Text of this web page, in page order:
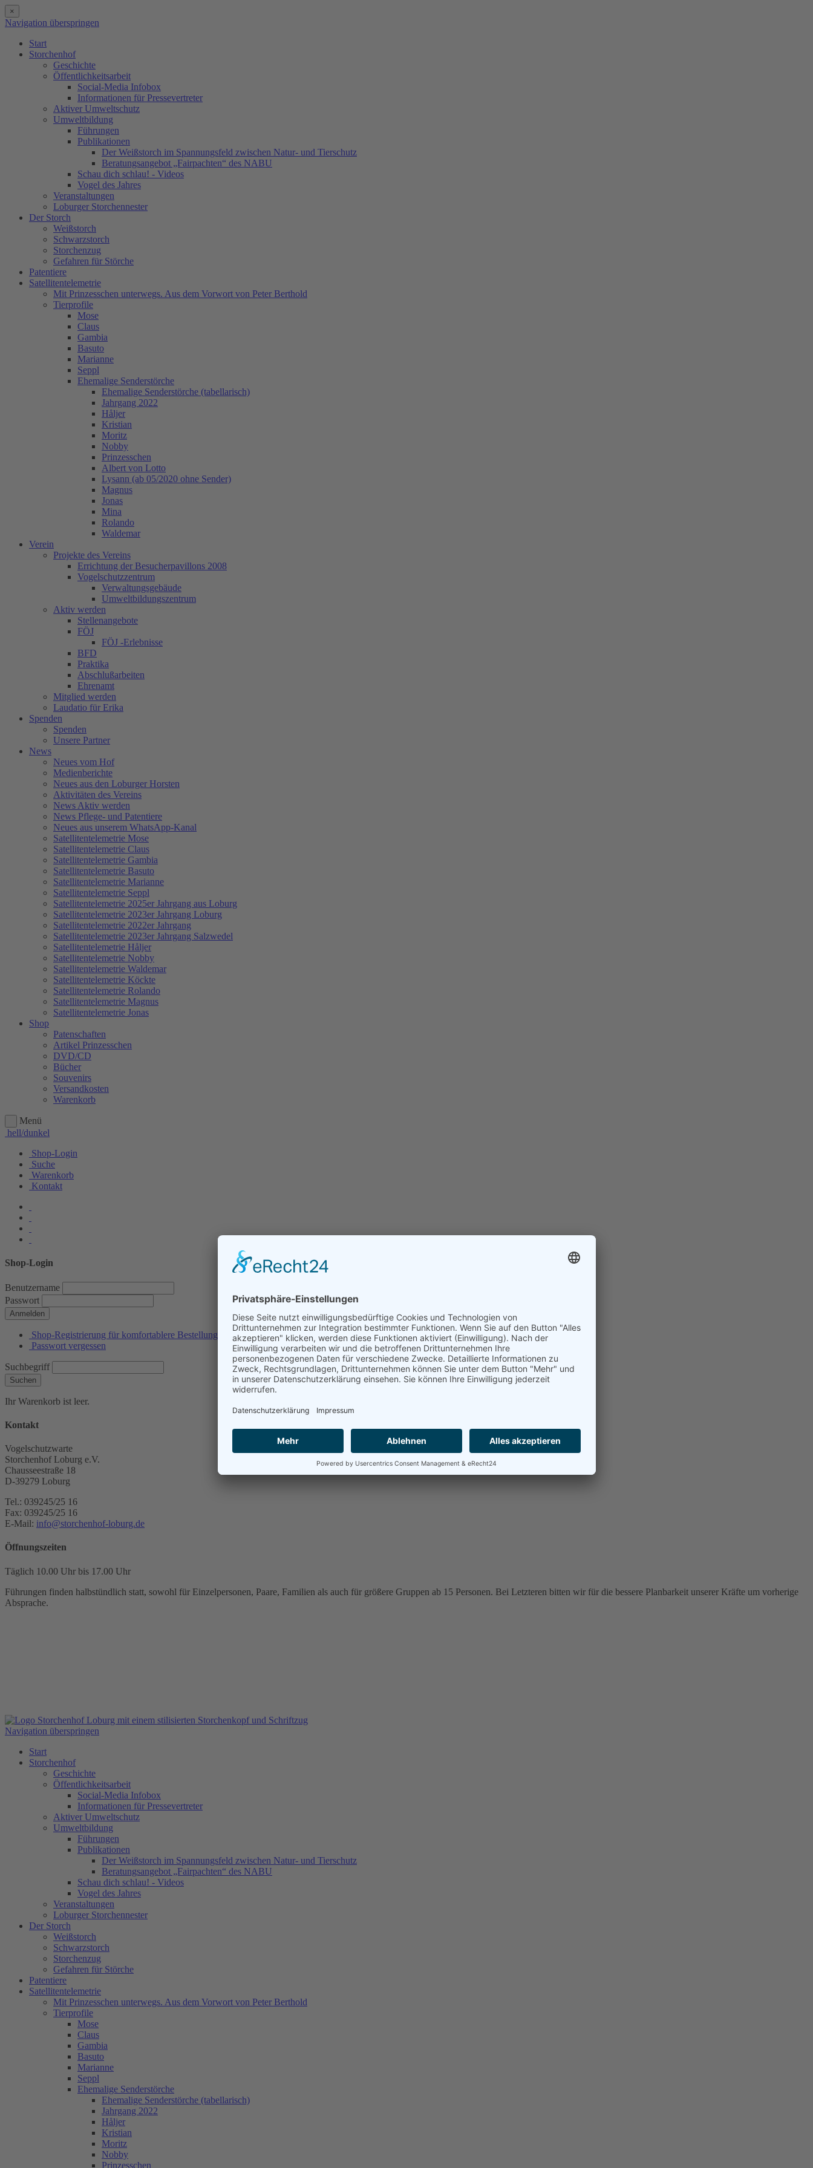
×
Navigation überspringen
Start
Storchenhof
Geschichte
Öffentlichkeitsarbeit
Social-Media Infobox
Informationen für Pressevertreter
Aktiver Umweltschutz
Umweltbildung
Führungen
Publikationen
Der Weißstorch im Spannungsfeld zwischen Natur- und Tierschutz
Beratungsangebot „Fairpachten“ des NABU
Schau dich schlau! - Videos
Vogel des Jahres
Veranstaltungen
Loburger Storchennester
Der Storch
Weißstorch
Schwarzstorch
Storchenzug
Gefahren für Störche
Patentiere
Satellitentelemetrie
Mit Prinzesschen unterwegs. Aus dem Vorwort von Peter Berthold
Tierprofile
Mose
Claus
Gambia
Basuto
Marianne
Seppl
Ehemalige Senderstörche
Ehemalige Senderstörche (tabellarisch)
Jahrgang 2022
Håljer
Kristian
Moritz
Nobby
Prinzesschen
Albert von Lotto
Lysann (ab 05/2020 ohne Sender)
Magnus
Jonas
Mina
Rolando
Waldemar
Verein
Projekte des Vereins
Errichtung der Besucherpavillons 2008
Vogelschutzzentrum
Verwaltungsgebäude
Umweltbildungszentrum
Aktiv werden
Stellenangebote
FÖJ
FÖJ -Erlebnisse
BFD
Praktika
Abschlußarbeiten
Ehrenamt
Mitglied werden
Laudatio für Erika
Spenden
Spenden
Unsere Partner
News
Neues vom Hof
Medienberichte
Neues aus den Loburger Horsten
Aktivitäten des Vereins
News Aktiv werden
News Pflege- und Patentiere
Neues aus unserem WhatsApp-Kanal
Satellitentelemetrie Mose
Satellitentelemetrie Claus
Satellitentelemetrie Gambia
Satellitentelemetrie Basuto
Satellitentelemetrie Marianne
Satellitentelemetrie Seppl
Satellitentelemetrie 2025er Jahrgang aus Loburg
Satellitentelemetrie 2023er Jahrgang Loburg
Satellitentelemetrie 2022er Jahrgang
Satellitentelemetrie 2023er Jahrgang Salzwedel
Satellitentelemetrie Håljer
Satellitentelemetrie Nobby
Satellitentelemetrie Waldemar
Satellitentelemetrie Köckte
Satellitentelemetrie Rolando
Satellitentelemetrie Magnus
Satellitentelemetrie Jonas
Shop
Patenschaften
Artikel Prinzesschen
DVD/CD
Bücher
Souvenirs
Versandkosten
Warenkorb
Menü
hell/dunkel
Shop-Login
Suche
Warenkorb
Kontakt
Shop-Login
Benutzername
Passwort
Anmelden
Shop-Registrierung für komfortablere Bestellungen
Passwort vergessen
Suchbegriff
Suchen
Ihr Warenkorb ist leer.
Kontakt
Vogelschutzwarte
Storchenhof Loburg e.V.
Chausseestraße 18
D-39279 Loburg
Tel.: 039245/25 16
Fax: 039245/25 16
E-Mail: info@storchenhof-loburg.de
Öffnungszeiten
Täglich 10.00 Uhr bis 17.00 Uhr
Führungen finden halbstündlich statt, sowohl für Einzelpersonen, Paare, Familien als auch für größere Gruppen ab 15 Personen. Bei Letzteren bitten wir für die bessere Planbarkeit unserer Kräfte um vorherige
Absprache.
Navigation überspringen
Start
Storchenhof
Geschichte
Öffentlichkeitsarbeit
Social-Media Infobox
Informationen für Pressevertreter
Aktiver Umweltschutz
Umweltbildung
Führungen
Publikationen
Der Weißstorch im Spannungsfeld zwischen Natur- und Tierschutz
Beratungsangebot „Fairpachten“ des NABU
Schau dich schlau! - Videos
Vogel des Jahres
Veranstaltungen
Loburger Storchennester
Der Storch
Weißstorch
Schwarzstorch
Storchenzug
Gefahren für Störche
Patentiere
Satellitentelemetrie
Mit Prinzesschen unterwegs. Aus dem Vorwort von Peter Berthold
Tierprofile
Mose
Claus
Gambia
Basuto
Marianne
Seppl
Ehemalige Senderstörche
Ehemalige Senderstörche (tabellarisch)
Jahrgang 2022
Håljer
Kristian
Moritz
Nobby
Prinzesschen